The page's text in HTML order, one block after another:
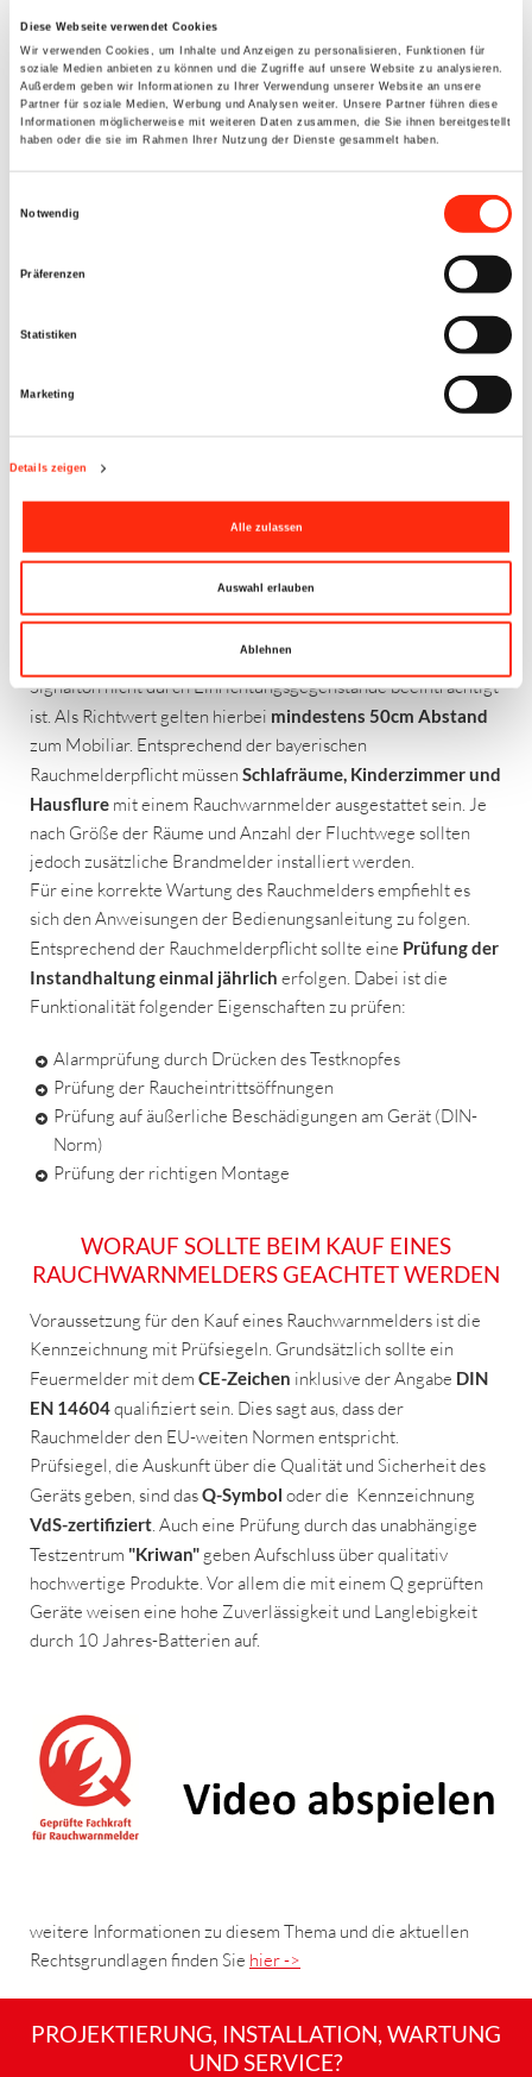
Diese Webseite verwendet Cookies
Wir verwenden Cookies, um Inhalte und Anzeigen zu personalisieren, Funktionen für
soziale Medien anbieten zu können und die Zugriffe auf unsere Website zu analysieren.
Außerdem geben wir Informationen zu Ihrer Verwendung unserer Website an unsere
Partner für soziale Medien, Werbung und Analysen weiter. Unsere Partner führen diese
Informationen möglicherweise mit weiteren Daten zusammen, die Sie ihnen bereitgestellt
haben oder die sie im Rahmen Ihrer Nutzung der Dienste gesammelt haben.
Notwendig
Präferenzen
Statistiken
Marketing
Details zeigen
Alle zulassen
Auswahl erlauben
Ablehnen
FÜR WÜRZBURG
Im Zuge der gesetzlichen Einführung von Feuermeldern hat
dieStiftung Warentest20 Rauchwarnmelder und Funk-
Rauchwarnmelder mit ausschließlich Langzeit-Batterien
getestet. Kriterien dabei warenZuverlässigkeit des Alarms,
Handhabung, Lautstärke des Alarms, Robustheit und
Deklaration
GRWM30600 von ABUS
Busch-Rauchalarm ProfessionalLine von Busch-Jeager
MONTAGE, INSTALLATION UND WARTUNG
VON RAUCHWARNMELDERN
Rauchwarnmelderimmer an der Zimmerdecke in der Mitte
dass der Brandmelder den Alarm gleichmäßig in alle
Richtungen abgeben kann. Dies beinhaltet auch, dass der
Signalton nicht durch Einrichtungsgegenstände beeinträchtigt
ist. Als Richtwert gelten hierbei mindestens 50cm Abstand
zum Mobiliar. Entsprechend der bayerischen
Rauchmelderpflicht müssen Schlafräume, Kinderzimmer und
Hausflure mit einem Rauchwarnmelder ausgestattet sein. Je
nach Größe der Räume und Anzahl der Fluchtwege sollten
jedoch zusätzliche Brandmelder installiert werden.
Für eine korrekte Wartung des Rauchmelders empfiehlt es
sich den Anweisungen der Bedienungsanleitung zu folgen.
Entsprechend der Rauchmelderpflicht sollte eine Prüfung der
Instandhaltung einmal jährlich erfolgen. Dabei ist die
Funktionalität folgender Eigenschaften zu prüfen:
Alarmprüfung durch Drücken des Testknopfes
Prüfung der Raucheintrittsöffnungen
Prüfung auf äußerliche Beschädigungen am Gerät (DIN-
Norm)
Prüfung der richtigen Montage
WORAUF SOLLTE BEIM KAUF EINES
RAUCHWARNMELDERS GEACHTET WERDEN
Voraussetzung für den Kauf eines Rauchwarnmelders ist die
Kennzeichnung mit Prüfsiegeln. Grundsätzlich sollte ein
Feuermelder mit dem CE-Zeichen inklusive der Angabe DIN
EN 14604qualifiziert sein. Dies sagt aus, dass der
Rauchmelder den EU-weiten Normen entspricht.
Prüfsiegel, die Auskunft über die Qualität und Sicherheit des
Geräts geben, sind dasQ-Symbol oder die Kennzeichnung
VdS-zertifiziert. Auch eine Prüfung durch das unabhängige
Testzentrum "Kriwan" geben Aufschluss über qualitativ
hochwertige Produkte. Vor allem die mit einem Q geprüften
Geräte weisen eine hohe Zuverlässigkeit und Langlebigkeit
durch 10 Jahres-Batterien auf.
weitere Informationen zu diesem Thema und die aktuellen
Rechtsgrundlagen finden Sie hier ->
PROJEKTIERUNG, INSTALLATION, WARTUNG
UND SERVICE?